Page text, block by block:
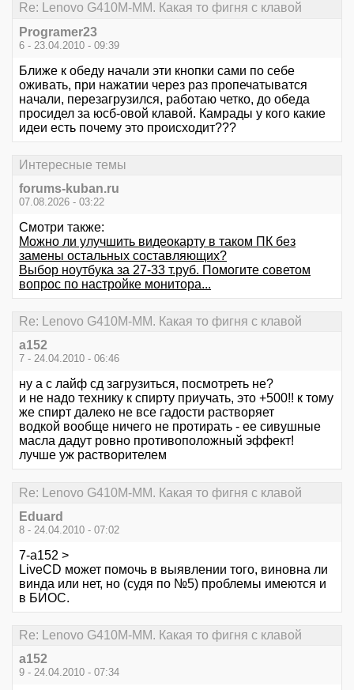
Re: Lenovo G410M-MM. Какая то фигня с клавой
Programer23
6 - 23.04.2010 - 09:39
Ближе к обеду начали эти кнопки сами по себе
оживать, при нажатии через раз пропечатыватся
начали, перезагрузился, работаю четко, до обеда
просидел за юсб-овой клавой. Камрады у кого какие
идеи есть почему это происходит???
Интересные темы
forums-kuban.ru
07.08.2026 - 03:22
Смотри также:
Можно ли улучшить видеокарту в таком ПК без
замены остальных составляющих?
Выбор ноутбука за 27-33 т.руб. Помогите советом
вопрос по настройке монитора...
Re: Lenovo G410M-MM. Какая то фигня с клавой
a152
7 - 24.04.2010 - 06:46
ну а с лайф сд загрузиться, посмотреть не?
и не надо технику к спирту приучать, это +500!! к тому
же спирт далеко не все гадости растворяет
водкой вообще ничего не протирать - ее сивушные
масла дадут ровно противоположный эффект!
лучше уж растворителем
Re: Lenovo G410M-MM. Какая то фигня с клавой
Eduard
8 - 24.04.2010 - 07:02
7-a152 >
LiveCD может помочь в выявлении того, виновна ли
винда или нет, но (судя по №5) проблемы имеются и
в БИОС.
Re: Lenovo G410M-MM. Какая то фигня с клавой
a152
9 - 24.04.2010 - 07:34